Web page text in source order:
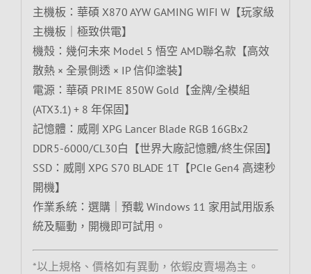
主機板：華碩 X870 AYW GAMING WIFI W【玩家級
主機板｜極致供電】
機殼：幾何未來 Model 5 悟空 AMD聯名款【高效
散熱 × 全景側透 × IP 信仰塗裝】
電源：華碩 PRIME 850W Gold【金牌/全模組
(ATX3.1) + 8 年保固】
記憶體：威剛 XPG Lancer Blade RGB 16GBx2
DDR5-6000/CL30白【世界大廠記憶體/終生保固】
SSD：威剛 XPG S70 BLADE 1T【PCIe Gen4 高速秒
開機】
作業系統：選購｜預載 Windows 11 家用試用版系
統及驅動，開機即可試用。
*以上規格、價格如有異動，依蝦皮賣場為主。